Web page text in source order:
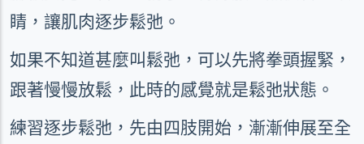
睛，讓肌肉逐步鬆弛。
如果不知道甚麼叫鬆弛，可以先將拳頭握緊，
跟著慢慢放鬆，此時的感覺就是鬆弛狀態。
練習逐步鬆弛，先由四肢開始，漸漸伸展至全